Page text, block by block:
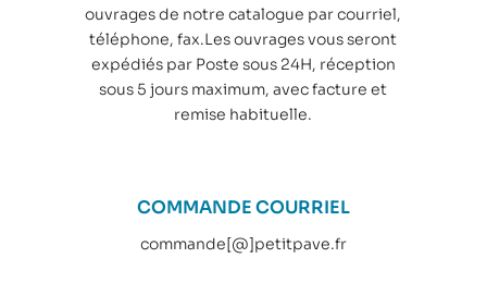
ouvrages de notre catalogue par courriel,
téléphone, fax.Les ouvrages vous seront
expédiés par Poste sous 24H, réception
sous 5 jours maximum, avec facture et
remise habituelle.
COMMANDE COURRIEL
commande[@]petitpave.fr